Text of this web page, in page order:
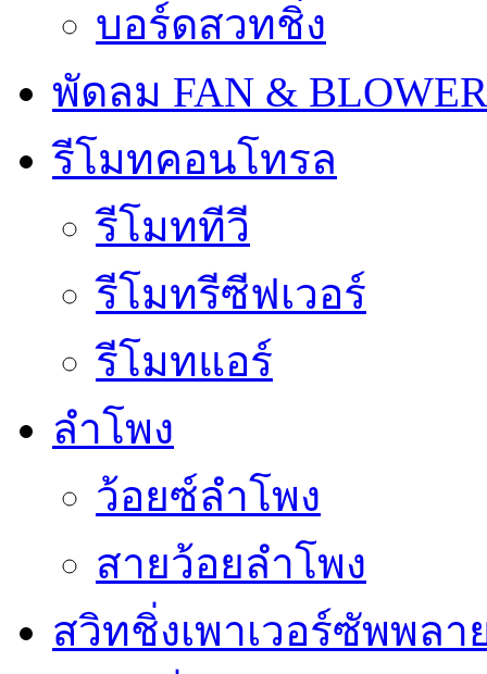
บอร์ดสวทชิ่ง
พัดลม FAN & BLOWER
รีโมทคอนโทรล
รีโมททีวี
รีโมทรีซีฟเวอร์
รีโมทแอร์
ลำโพง
ว้อยซ์ลำโพง
สายว้อยลำโพง
สวิทชิ่งเพาเวอร์ซัพพลา